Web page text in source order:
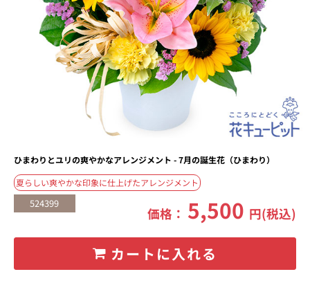
ひまわりとユリの爽やかなアレンジメント - 7月の誕生花（ひまわり）
夏らしい爽やかな印象に仕上げたアレンジメント
524399
価格： 5,500 円(税込)
カートに入れる